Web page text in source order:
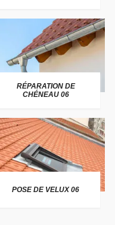
RÉPARATION DE
CHÉNEAU 06
POSE DE VELUX 06